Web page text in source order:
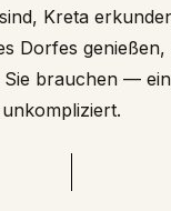
Kreta
Dorfes genießen,
brauchen —